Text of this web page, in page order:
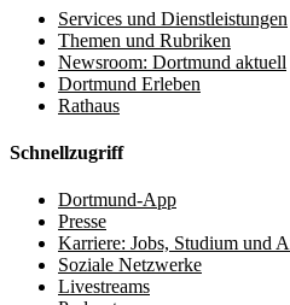
Services und Dienstleistungen
Themen und Rubriken
Newsroom: Dortmund aktuell
Dortmund Erleben
Rathaus
Schnellzugriff
Dortmund-App
Presse
Karriere: Jobs, Studium und
Soziale Netzwerke
Livestreams